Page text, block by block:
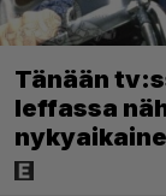
Tänään
leffassa